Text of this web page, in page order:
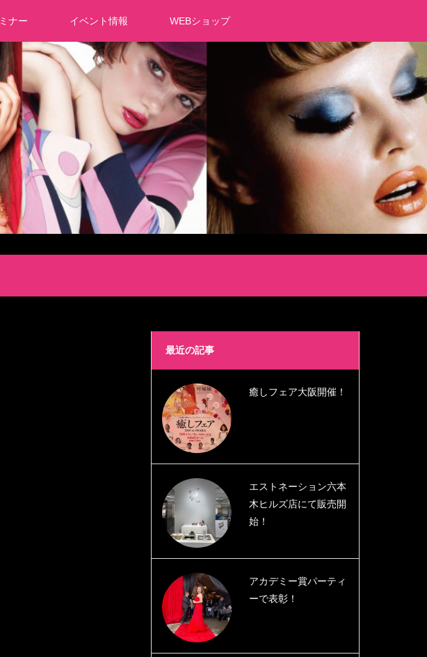
ナー イベント情報 WEBショップ
最近の記事
癒しフェア大阪開催！
エストネーション六本
木ヒルズ店にて販売開
始！
アカデミー賞パーティ
ーで表彰！